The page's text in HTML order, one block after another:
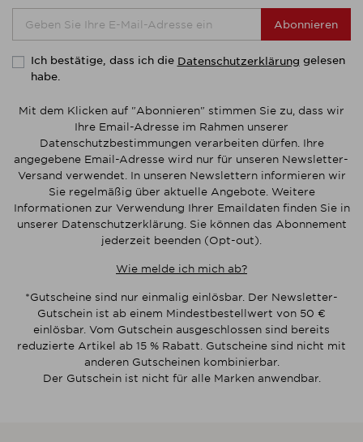
Abonnieren
Ich bestätige, dass ich die Datenschutzerklärung gelesen
habe.
Mit dem Klicken auf "Abonnieren" stimmen Sie zu, dass wir
Ihre Email-Adresse im Rahmen unserer
Datenschutzbestimmungen verarbeiten dürfen. Ihre
angegebene Email-Adresse wird nur für unseren Newsletter-
Versand verwendet. In unseren Newslettern informieren wir
Sie regelmäßig über aktuelle Angebote. Weitere
Informationen zur Verwendung Ihrer Emaildaten finden Sie in
unserer Datenschutzerklärung. Sie können das Abonnement
jederzeit beenden (Opt-out).
Wie melde ich mich ab?
*Gutscheine sind nur einmalig einlösbar. Der Newsletter-
Gutschein ist ab einem Mindestbestellwert von 50 €
einlösbar. Vom Gutschein ausgeschlossen sind bereits
reduzierte Artikel ab 15 % Rabatt. Gutscheine sind nicht mit
anderen Gutscheinen kombinierbar.
Der Gutschein ist nicht für alle Marken anwendbar.